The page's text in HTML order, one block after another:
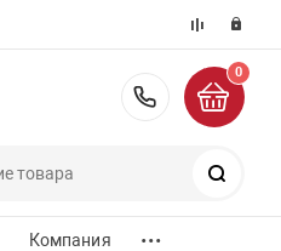
8 (800)
0
Компания ...